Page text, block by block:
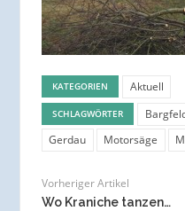
KATEGORIEN Aktuell
SCHLAGWÖRTER
Gerdau
Motorsäge
Vorheriger Artikel
Wo Kraniche tanzen…